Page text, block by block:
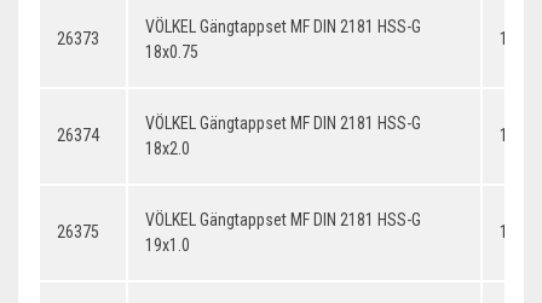
26373
VÖLKEL Gängtappset MF DIN 2181 HSS-G
18x0.75
26374
VÖLKEL Gängtappset MF DIN 2181 HSS-G
18x2.0
26375
VÖLKEL Gängtappset MF DIN 2181 HSS-G
19x1.0